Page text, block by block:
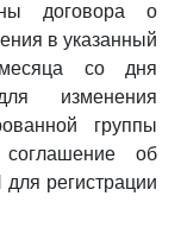
договора о
в указанный
со дня
изменения
группы
соглашение об
регистрации